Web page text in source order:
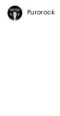
Purorock